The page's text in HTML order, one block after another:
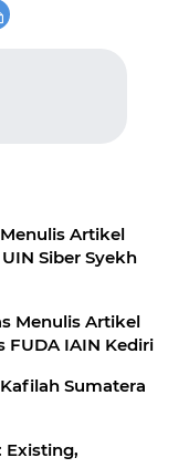
Artikel
Siber Syekh
Menulis Artikel
FUDA IAIN Kediri
Sumatera